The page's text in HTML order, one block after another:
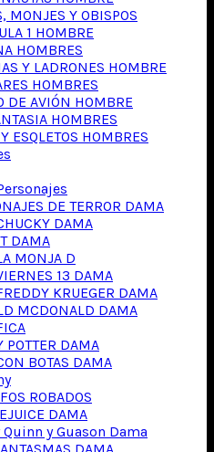
MONJES Y OBISPOS
1 HOMBRE
HOMBRES
Y LADRONES HOMBRE
HOMBRES
DE AVIÓN HOMBRE
HOMBRES
ESQLETOS HOMBRES
DE TERROR DAMA
DAMA
DAMA
MONJA D
13 DAMA
KRUEGER DAMA
MCDONALD DAMA
POTTER DAMA
BOTAS DAMA
ROBADOS
DAMA
Quinn y Guason Dama